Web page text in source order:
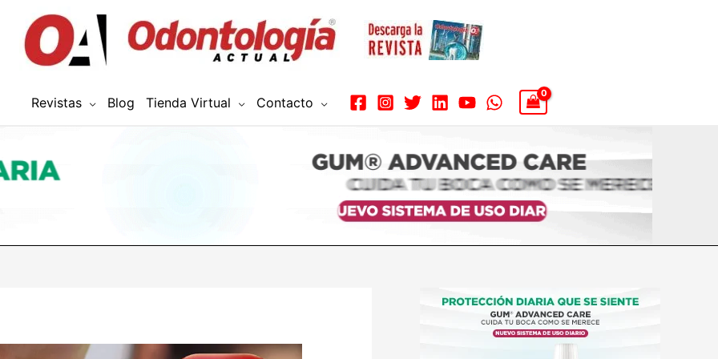
Revistas Blog Tienda Virtual Contacto